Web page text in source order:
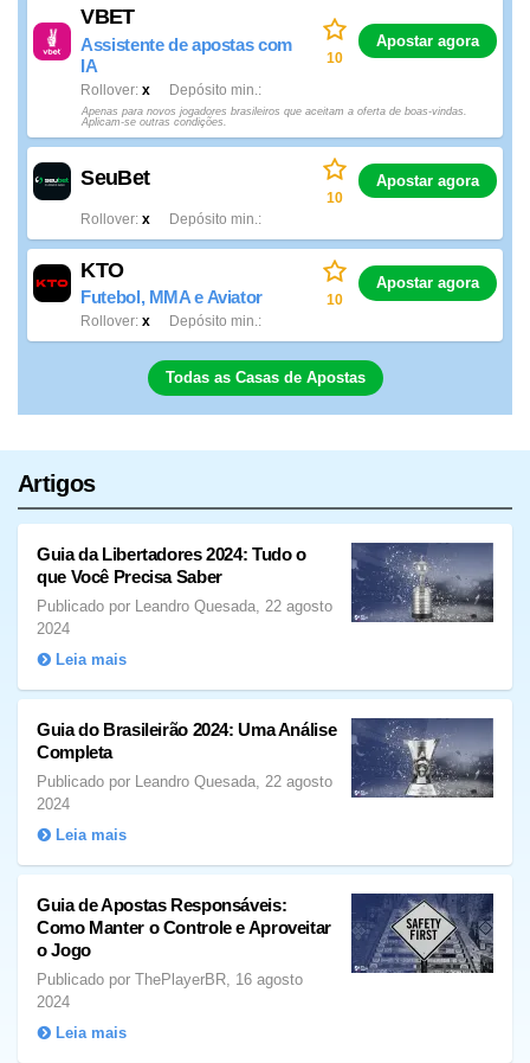
VBET
Assistente de apostas com
IA
x
Rollover Depósito min.
10
Apostar agora
Apenas para novos jogadores brasileiros que aceitam a oferta de boas-vindas.
Aplicam-se outras condições.
SeuBet
x
Rollover Depósito min.
10
Apostar agora
KTO
Futebol, MMA e Aviator
x
Rollover Depósito min.
10
Apostar agora
Todas as Casas de Apostas
Artigos
Guia da Libertadores 2024: Tudo o
que Você Precisa Saber
Publicado por Leandro Quesada, 22 agosto
2024
Leia mais
Guia do Brasileirão 2024: Uma Análise
Completa
Publicado por Leandro Quesada, 22 agosto
2024
Leia mais
Guia de Apostas Responsáveis:
Como Manter o Controle e Aproveitar
o Jogo
Publicado por ThePlayerBR, 16 agosto
2024
Leia mais